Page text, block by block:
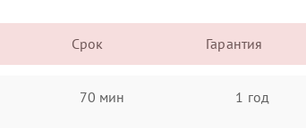
Срок Гарантия
70 мин 1 год